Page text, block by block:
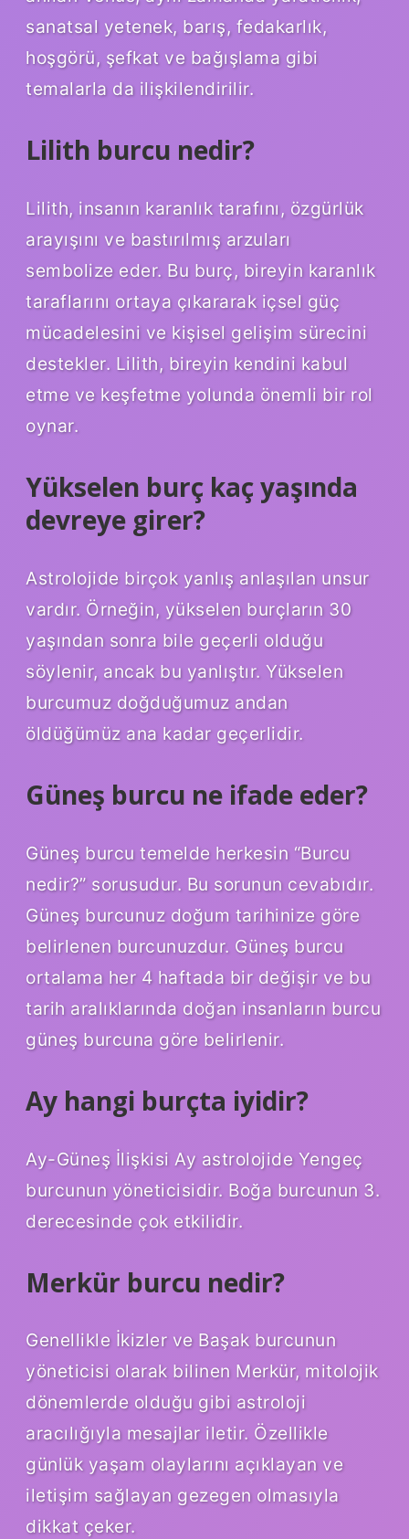
sanatsal yetenek, barış, fedakarlık,
hoşgörü, şefkat ve bağışlama gibi
temalarla da ilişkilendirilir.
Lilith burcu nedir?
Lilith, insanın karanlık tarafını, özgürlük
arayışını ve bastırılmış arzuları
sembolize eder. Bu burç, bireyin karanlık
taraflarını ortaya çıkararak içsel güç
mücadelesini ve kişisel gelişim sürecini
destekler. Lilith, bireyin kendini kabul
etme ve keşfetme yolunda önemli bir rol
oynar.
Yükselen burç kaç yaşında
devreye girer?
Astrolojide birçok yanlış anlaşılan unsur
vardır. Örneğin, yükselen burçların 30
yaşından sonra bile geçerli olduğu
söylenir, ancak bu yanlıştır. Yükselen
burcumuz doğduğumuz andan
öldüğümüz ana kadar geçerlidir.
Güneş burcu ne ifade eder?
Güneş burcu temelde herkesin “Burcu
nedir?” sorusudur. Bu sorunun cevabıdır.
Güneş burcunuz doğum tarihinize göre
belirlenen burcunuzdur. Güneş burcu
ortalama her 4 haftada bir değişir ve bu
tarih aralıklarında doğan insanların burcu
güneş burcuna göre belirlenir.
Ay hangi burçta iyidir?
Ay-Güneş İlişkisi Ay astrolojide Yengeç
burcunun yöneticisidir. Boğa burcunun 3.
derecesinde çok etkilidir.
Merkür burcu nedir?
Genellikle İkizler ve Başak burcunun
yöneticisi olarak bilinen Merkür, mitolojik
dönemlerde olduğu gibi astroloji
aracılığıyla mesajlar iletir. Özellikle
günlük yaşam olaylarını açıklayan ve
iletişim sağlayan gezegen olmasıyla
dikkat çeker.